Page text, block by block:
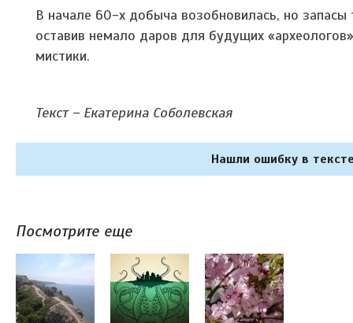
В начале 60-х добыча возобновилась, но запасы
оставив немало даров для будущих
мистики.
Текст – Екатерина Соболевская
Нашли ошибку в
Посмотрите еще